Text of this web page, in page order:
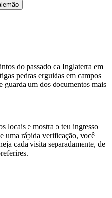
do passado da Inglaterra em
pedras erguidas em campos
guarda um dos documentos mais
locais e mostra o teu ingresso
uma rápida verificação, você
cada visita separadamente, de